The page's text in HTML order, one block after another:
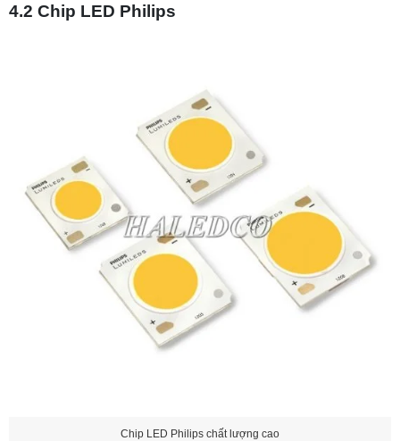
4.2 Chip LED Philips
Chip LED Philips chất lượng cao